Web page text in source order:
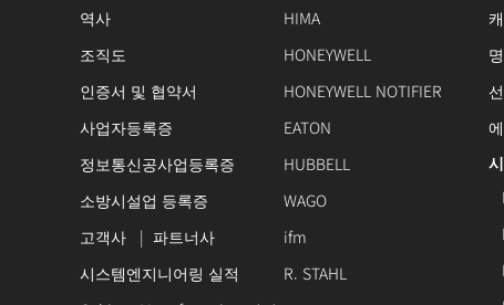
역사
조직도
인증서 및 협약서
사업자등록증
정보통신공사업등록증
소방시설업 등록증
고객사
| 파트너사
시스템엔지니어링 실적
HIMA
HONEYWELL
HONEYWELL NOTIFIER
EATON
HUBBELL
WAGO
ifm
R. STAHL